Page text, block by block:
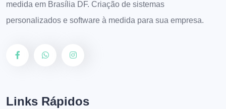
medida em Brasília DF. Criação de sistemas
personalizados e software à medida para sua empresa.
Links Rápidos